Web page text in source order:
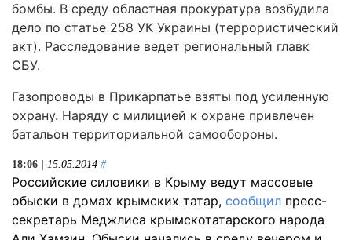
бомбы. В среду областная прокуратура возбудила
дело по статье 258 УК Украины (террористический
акт). Расследование ведет региональный главк
СБУ.
Газопроводы в Прикарпатье взяты под усиленную
охрану. Наряду с милицией к охране привлечен
батальон территориальной самообороны.
18:06 | 15.05.2014 #
Российские силовики в Крыму ведут массовые
обыски в домах крымских татар, сообщил пресс-
секретарь Меджлиса крымскотатарского народа